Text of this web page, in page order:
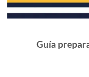
Guía